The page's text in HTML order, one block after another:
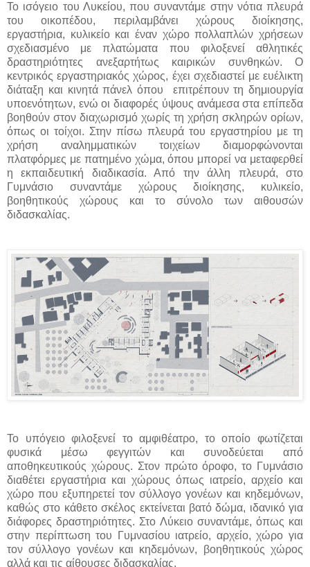
Το ισόγειο του Λυκείου, που συναντάμε στην νότια πλευρά
του οικοπέδου, περιλαμβάνει χώρους διοίκησης,
εργαστήρια, κυλικείο και έναν χώρο πολλαπλών χρήσεων
σχεδιασμένο με πλατώματα που φιλοξενεί αθλητικές
δραστηριότητες ανεξαρτήτως καιρικών συνθηκών. Ο
κεντρικός εργαστηριακός χώρος, έχει σχεδιαστεί με ευέλικτη
διάταξη και κινητά πάνελ όπου επιτρέπουν τη δημιουργία
υποενότητων, ενώ οι διαφορές ύψους ανάμεσα στα επίπεδα
βοηθούν στον διαχωρισμό χωρίς τη χρήση σκληρών ορίων,
όπως οι τοίχοι. Στην πίσω πλευρά του εργαστηρίου με τη
χρήση αναλημματικών τοιχείων διαμορφώνονται
πλατφόρμες με πατημένο χώμα, όπου μπορεί να μεταφερθεί
η εκπαιδευτική διαδικασία. Από την άλλη πλευρά, στο
Γυμνάσιο συναντάμε χώρους διοίκησης, κυλικείο,
βοηθητικούς χώρους και το σύνολο των αιθουσών
διδασκαλίας.
Το υπόγειο φιλοξενεί το αμφιθέατρο, το οποίο φωτίζεται
φυσικά μέσω φεγγιτών και συνοδεύεται από
αποθηκευτικούς χώρους. Στον πρώτο όροφο, το Γυμνάσιο
διαθέτει εργαστήρια και χώρους όπως ιατρείο, αρχείο και
χώρο που εξυπηρετεί τον σύλλογο γονέων και κηδεμόνων,
καθώς στο κάθετο σκέλος εκτείνεται βατό δώμα, ιδανικό για
διάφορες δραστηριότητες. Στο Λύκειο συναντάμε, όπως και
στην περίπτωση του Γυμνασίου ιατρείο, αρχείο, χώρο για
τον σύλλογο γονέων και κηδεμόνων, βοηθητικούς χώρος
αλλά και τις αίθουσες διδασκαλίας.